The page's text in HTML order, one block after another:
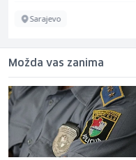
Sarajevo
Možda vas zanima